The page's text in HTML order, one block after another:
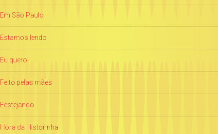
Em São Paulo
Estamos lendo
Eu quero!
Feito pelas mães
Festejando
Hora da Historinha